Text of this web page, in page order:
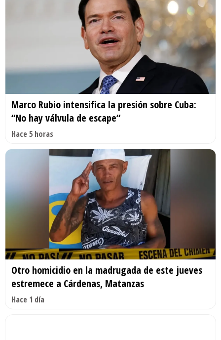
Marco Rubio intensifica la presión sobre Cuba:
“No hay válvula de escape”
Hace 5 horas
Otro homicidio en la madrugada de este jueves
estremece a Cárdenas, Matanzas
Hace 1 día